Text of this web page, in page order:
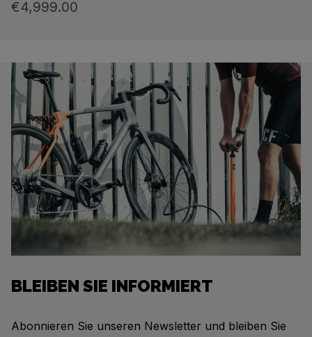
€4,999.00
BLEIBEN SIE INFORMIERT
Abonnieren Sie unseren Newsletter und bleiben Sie